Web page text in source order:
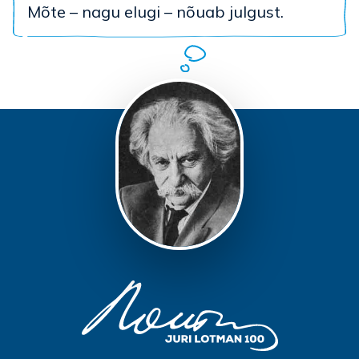
Mõte – nagu elugi – nõuab julgust.